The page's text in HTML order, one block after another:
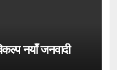
नयाँ जनवादी